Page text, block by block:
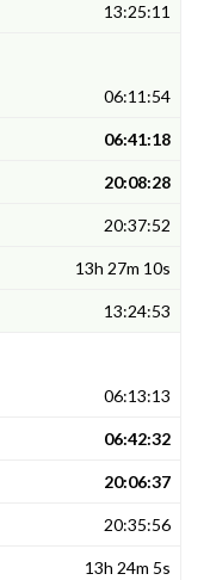
13:25:11
06:11:54
06:41:18
20:08:28
20:37:52
13h 27m 10s
13:24:53
06:13:13
06:42:32
20:06:37
20:35:56
13h 24m 5s